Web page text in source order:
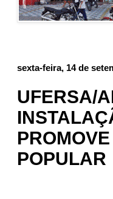
sexta-feira, 14 de
UFERSA/
POPULAR